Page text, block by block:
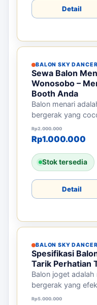
Detail
BALON SKY DANCER
Sewa Balon
Wonosobo –
Booth Anda
Balon menari
bergerak yang
Rp2.000.000
Harga aslinya
Rp1.000.000
Harga saat ini
Stok tersedia
Detail